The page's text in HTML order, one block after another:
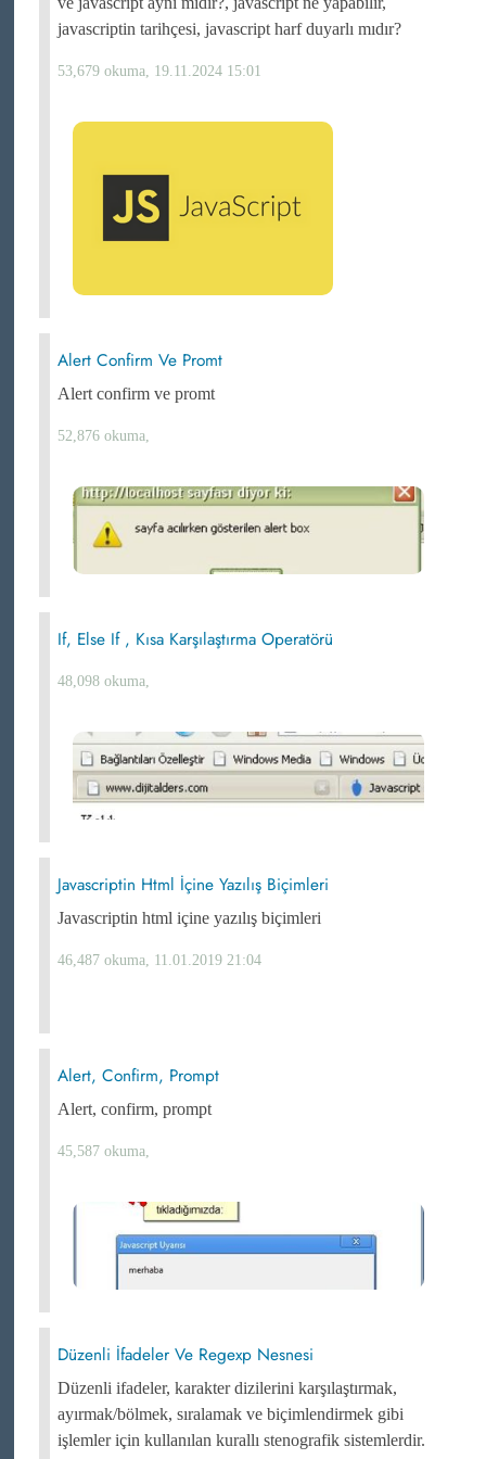
javascriptin tarihçesi, javascript harf duyarlı mıdır?
53,679 okuma, 19.11.2024 15:01
Alert Confirm Ve Promt
Alert confirm ve promt
52,876 okuma,
If, Else If , Kısa Karşılaştırma Operatörü
48,098 okuma,
Javascriptin Html İçine Yazılış Biçimleri
Javascriptin html içine yazılış biçimleri
46,487 okuma, 11.01.2019 21:04
Alert, Confirm, Prompt
Alert, confirm, prompt
45,587 okuma,
Düzenli İfadeler Ve Regexp Nesnesi
Düzenli ifadeler, karakter dizilerini karşılaştırmak,
ayırmak/bölmek, sıralamak ve biçimlendirmek gibi
işlemler için kullanılan kurallı stenografik sistemlerdir.